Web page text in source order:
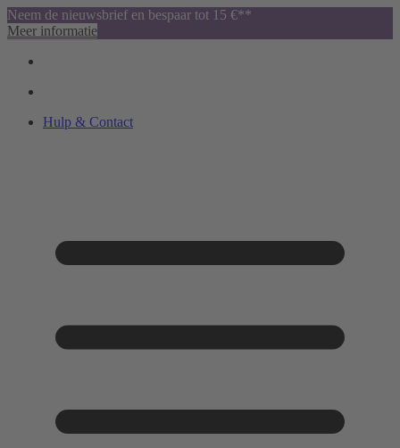
Neem de nieuwsbrief en bespaar tot 15 €**
Meer informatie
Hulp & Contact